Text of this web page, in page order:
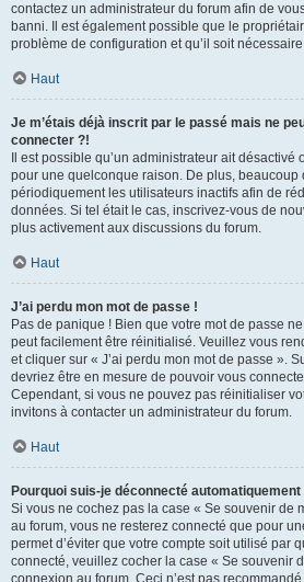
contactez un administrateur du forum afin de
banni. Il est également possible que le
problème de configuration et qu’il soit
Haut
Je m’étais déjà inscrit par le passé mais ne
connecter ?!
Il est possible qu’un administrateur ait désactivé
pour une quelconque raison. De plus, beaucoup
périodiquement les utilisateurs inactifs afin de
données. Si tel était le cas, inscrivez-vous de
plus activement aux discussions du forum.
Haut
J’ai perdu mon mot de passe !
Pas de panique ! Bien que votre mot de passe
peut facilement être réinitialisé. Veuillez vous
et cliquer sur « J’ai perdu mon mot de passe ».
devriez être en mesure de pouvoir vous
Cependant, si vous ne pouvez pas réinitialiser
invitons à contacter un administrateur du forum.
Haut
Pourquoi suis-je déconnecté automatiquement
Si vous ne cochez pas la case « Se souvenir de
au forum, vous ne resterez connecté que pour
permet d’éviter que votre compte soit utilisé par
connecté, veuillez cocher la case « Se souvenir
connexion au forum. Ceci n’est pas